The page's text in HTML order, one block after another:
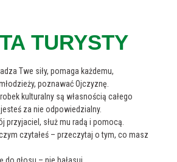
TURYSTY
Twe siły, pomaga każdemu,
poznawać Ojczyznę.
kulturalny są własnością całego
za nie odpowiedzialny.
przyjaciel, służ mu radą i pomocą.
czytałeś – przeczytaj o tym, co masz